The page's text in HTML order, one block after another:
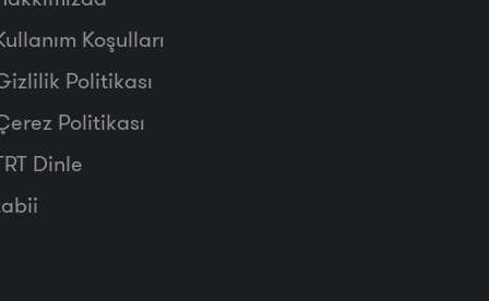
Koşulları
Politikası
Politikası
Dinle